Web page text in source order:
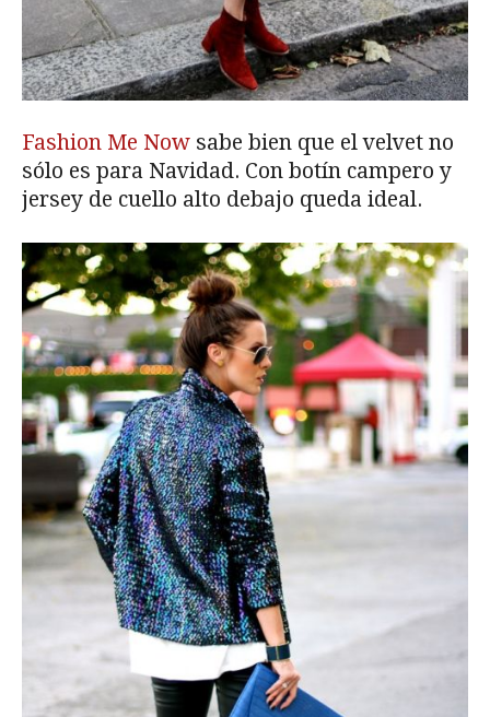
Fashion Me Now sabe bien que el velvet no
sólo es para Navidad. Con botín campero y
jersey de cuello alto debajo queda ideal.